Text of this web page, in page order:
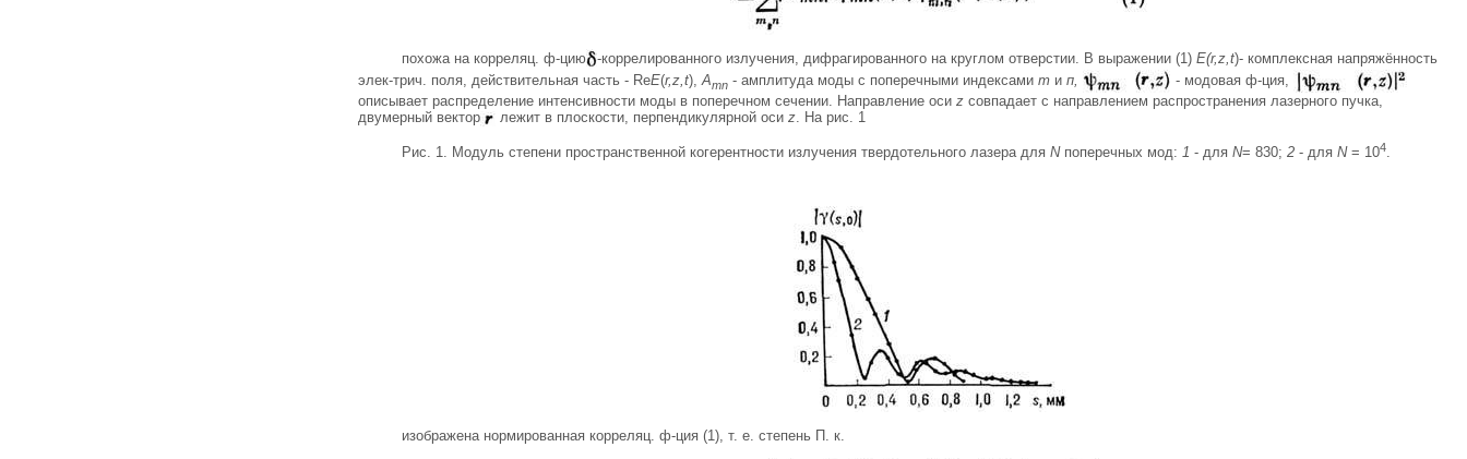
похожа на корреляц. ф-цию -коррелированного излучения, дифрагированного на круглом отверстии. В выражении (1) E(r,z,t)- комплексная напряжённость
элек-трич. поля, действительная часть - ReE(r,z,t),Amn - амплитуда моды с поперечными индексами т и п,
- модовая ф-ция,
описывает распределение интенсивности моды в поперечном сечении. Направление оси z совпадает с направлением распространения лазерного пучка,
двумерный вектор
лежит в плоскости, перпендикулярной оси z. На рис. 1
Рис. 1. Модуль степени пространственной когерентности излучения твердотельного лазера для Nпоперечных мод: 1 - для N= 830; 2 - для N= 104.
изображена нормированная корреляц. ф-ция (1), т. е. степень П. к.